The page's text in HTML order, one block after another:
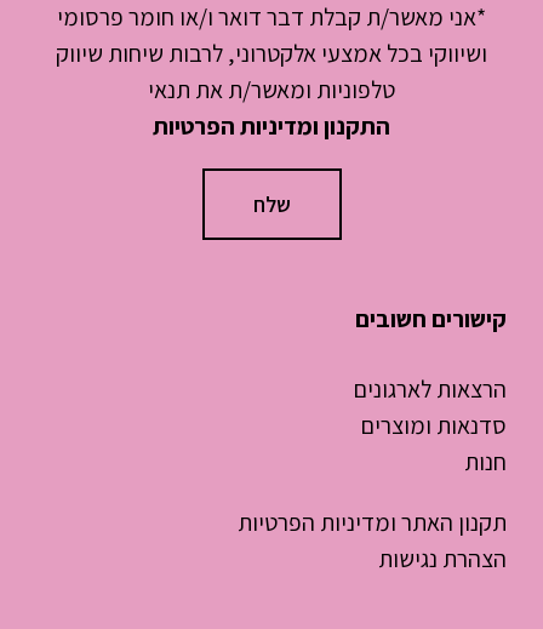
*אני מאשר/ת קבלת דבר דואר ו/או חומר פרסומי
ושיווקי בכל אמצעי אלקטרוני, לרבות שיחות שיווק
טלפוניות ומאשר/ת את תנאי
התקנון ומדיניות הפרטיות
קישורים חשובים
הרצאות לארגונים
סדנאות ומוצרים
חנות
תקנון האתר ומדיניות הפרטיות
הצהרת נגישות